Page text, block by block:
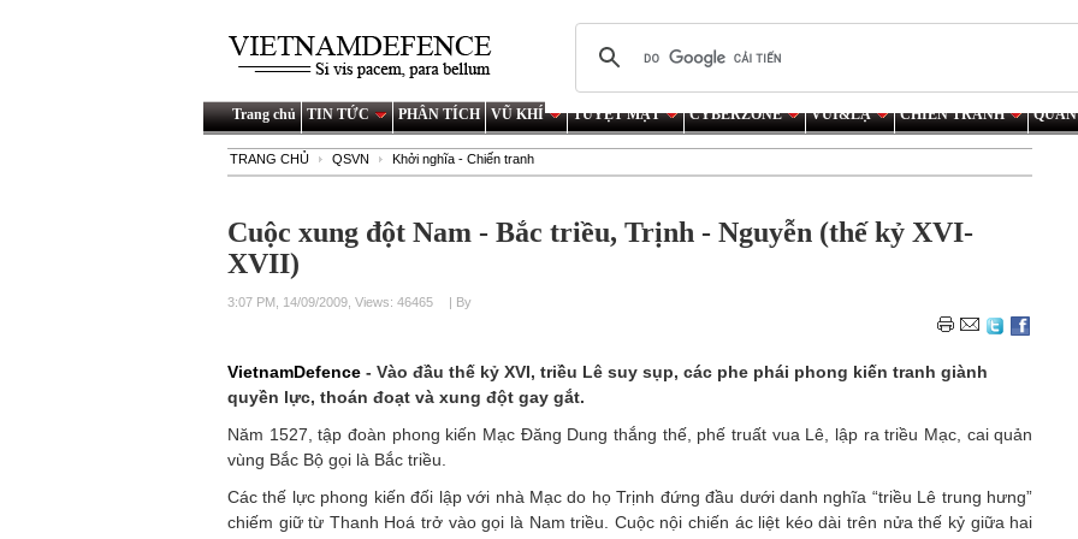
Trang chủ TIN TỨC PHÂN TÍCH VŨ KHÍ TUYỆT MẬT CYBERZONE VUI&LẠ CHIẾN TRANH
TRANG CHỦ QSVN Khởi nghĩa - Chiến tranh
Cuộc xung đột Nam - Bắc triều, Trịnh - Nguyễn (thế kỷ XVI-
XVII)
3:07 PM, 14/09/2009, Views: 46465 | By
VietnamDefence - Vào đầu thế kỷ XVI, triều Lê suy sụp, các phe phái phong kiến tranh giành
quyền lực, thoán đoạt và xung đột gay gắt.
Năm 1527, tập đoàn phong kiến Mạc Đăng Dung thắng thế, phế truất vua Lê, lập ra triều Mạc, cai quản
vùng Bắc Bộ gọi là Bắc triều.
Các thế lực phong kiến đối lập với nhà Mạc do họ Trịnh đứng đầu dưới danh nghĩa “triều Lê trung hưng”
chiếm giữ từ Thanh Hoá trở vào gọi là Nam triều. Cuộc nội chiến ác liệt kéo dài trên nửa thế kỷ giữa hai